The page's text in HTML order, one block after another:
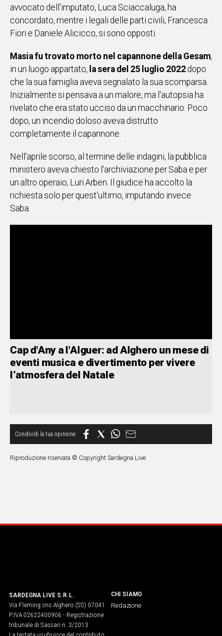
avvocato dell'imputato, Luca Sciaccaluga, ha
concordato, mentre i legali delle parti civili, Francesca
Fiori e Daniele Alicicco, si sono opposti.
Masia fu trovato morto nel capannone della Gesam,
in un luogo appartato, la sera del 25 luglio 2022 dopo
che la sua famiglia aveva segnalato la sua scomparsa.
Inizialmente si pensava a un malore, ma l'autopsia ha
rivelato che era stato ucciso da un macchinario. Poco
dopo, un incendio doloso aveva distrutto
completamente il capannone.
Nell'aprile scorso, al termine delle indagini, la pubblica
ministero aveva chiesto l'archiviazione per Saba e per
un altro operaio, Luri Arben. Il giudice ha accolto la
richiesta solo per quest'ultimo, imputando invece
Saba.
Cap d'Any a l'Alguer: ad Alghero un mese di
eventi musica e divertimento per vivere
l’atmosfera del Natale
Riproduzione riservata © Copyright Sardegna Live
SARDEGNA LIVE S.R.L.
Via Fleming snc Alghero (SS) 07041
P.IVA 02622400906 - Registrazione
tribunale di Sassari n. 3/2013
La testata usufruisce del contributo
CHI SIAMO
Redazione